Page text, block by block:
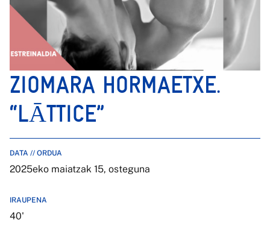
ZIOMARA HORMAETXE.
“LĀTTICE”
DATA // ORDUA
2025eko maiatzak 15, osteguna
IRAUPENA
40'